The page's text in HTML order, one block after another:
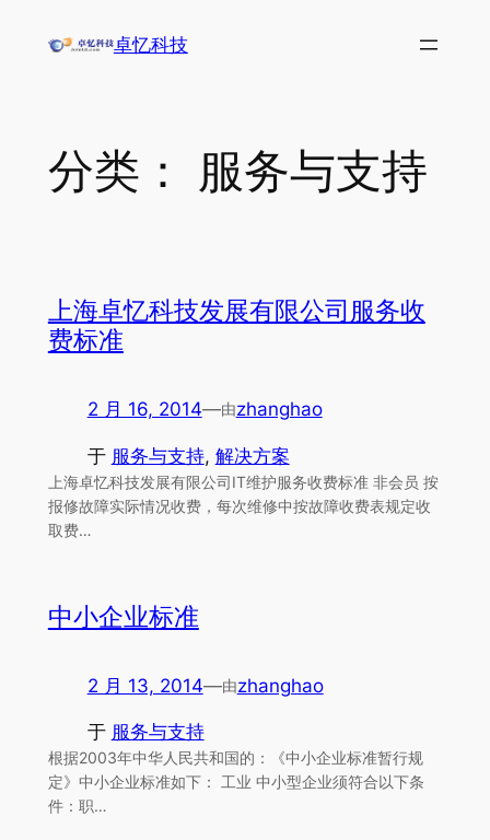
卓忆科技
分类： 服务与支持
上海卓忆科技发展有限公司服务收
费标准
2 月 16, 2014—由zhanghao
于 服务与支持, 解决方案
上海卓忆科技发展有限公司IT维护服务收费标准 非会员 按
报修故障实际情况收费，每次维修中按故障收费表规定收
取费…
中小企业标准
2 月 13, 2014—由zhanghao
于 服务与支持
根据2003年中华人民共和国的：《中小企业标准暂行规
定》中小企业标准如下： 工业 中小型企业须符合以下条
件：职…